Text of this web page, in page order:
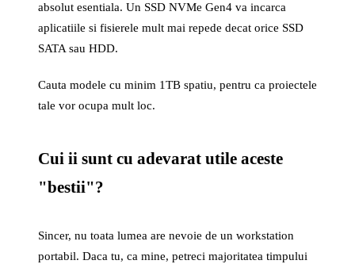
absolut esentiala. Un SSD NVMe Gen4 va incarca
aplicatiile si fisierele mult mai repede decat orice SSD
SATA sau HDD.
Cauta modele cu minim 1TB spatiu, pentru ca proiectele
tale vor ocupa mult loc.
Cui ii sunt cu adevarat utile aceste
"bestii"?
Sincer, nu toata lumea are nevoie de un workstation
portabil. Daca tu, ca mine, petreci majoritatea timpului